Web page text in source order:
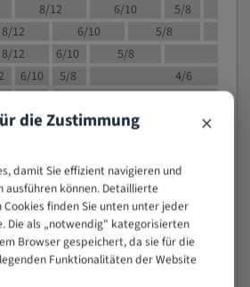
8/12 6/10
5/8
8/12 6/10
5/8
8/12 6/10 5/8
6/10 5/8
4/6
6/10
4/5
4/5
die Zustimmung ×
damit Sie effizient navigieren und
ausführen können. Detaillierte
finden Sie unten unter jeder
Die als „notwendig" kategorisierten
Browser gespeichert, da sie für die
Funktionalitäten der Website